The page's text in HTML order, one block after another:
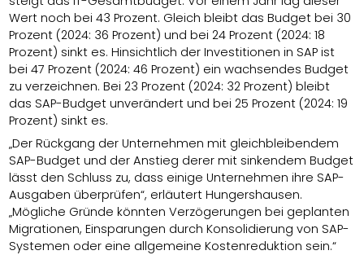
Wert noch bei 43 Prozent. Gleich bleibt das Budget bei 30
Prozent (2024: 36 Prozent) und bei 24 Prozent (2024: 18
Prozent) sinkt es. Hinsichtlich der Investitionen in SAP ist
bei 47 Prozent (2024: 46 Prozent) ein wachsendes Budget
zu verzeichnen. Bei 23 Prozent (2024: 32 Prozent) bleibt
das SAP-Budget unverändert und bei 25 Prozent (2024: 19
Prozent) sinkt es.
„Der Rückgang der Unternehmen mit gleichbleibendem
SAP-Budget und der Anstieg derer mit sinkendem Budget
lässt den Schluss zu, dass einige Unternehmen ihre SAP-
Ausgaben überprüfen“, erläutert Hungershausen.
„Mögliche Gründe könnten Verzögerungen bei geplanten
Migrationen, Einsparungen durch Konsolidierung von SAP-
Systemen oder eine allgemeine Kostenreduktion sein.“